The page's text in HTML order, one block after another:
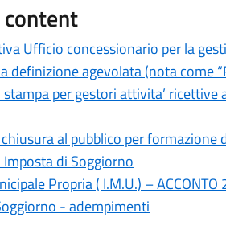
content
Ufficio concessionario per la
definizione agevolata (nota come
per gestori attivita’
al pubblico per formazione
di Soggiorno
Propria ( I.M.U.) – ACCONTO
- adempimenti